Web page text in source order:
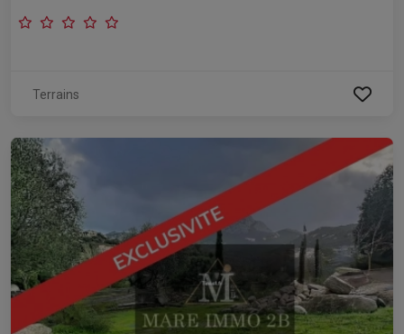
Terrains